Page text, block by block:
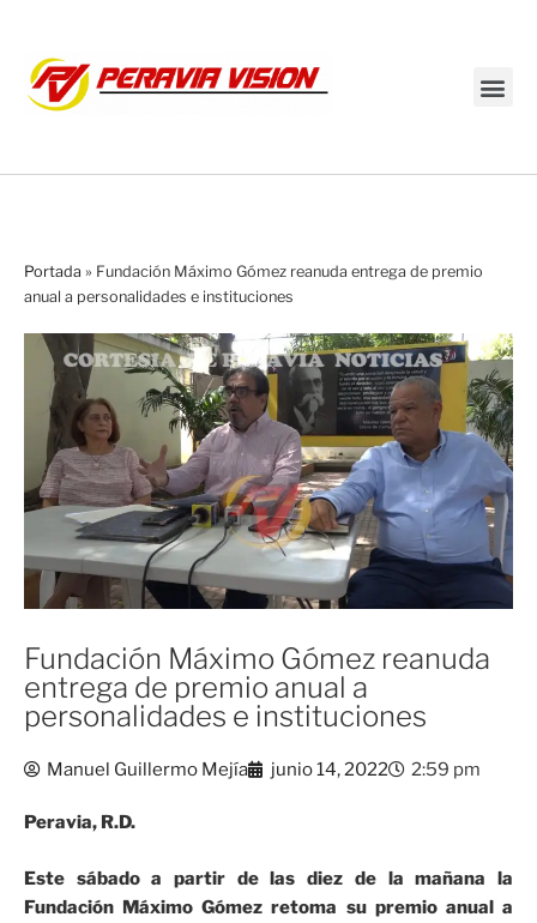
Portada » Fundación Máximo Gómez reanuda entrega de premio
anual a personalidades e instituciones
Fundación Máximo Gómez reanuda
entrega de premio anual a
personalidades e instituciones
Manuel Guillermo Mejía junio 14, 2022 2:59 pm
Peravia, R.D.
Este sábado a partir de las diez de la mañana la
Fundación Máximo Gómez retoma su premio anual a